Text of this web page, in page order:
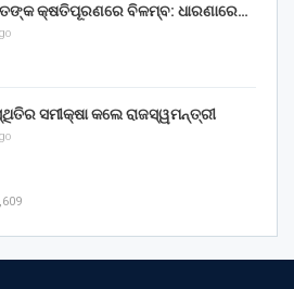
କ୍ଷତିପୂରଣରେ ବିଳମ୍ବ: ଧାରଣାରେ…
ସମୀକ୍ଷା କଲେ ରାଜସ୍ୱମନ୍ତ୍ରୀ